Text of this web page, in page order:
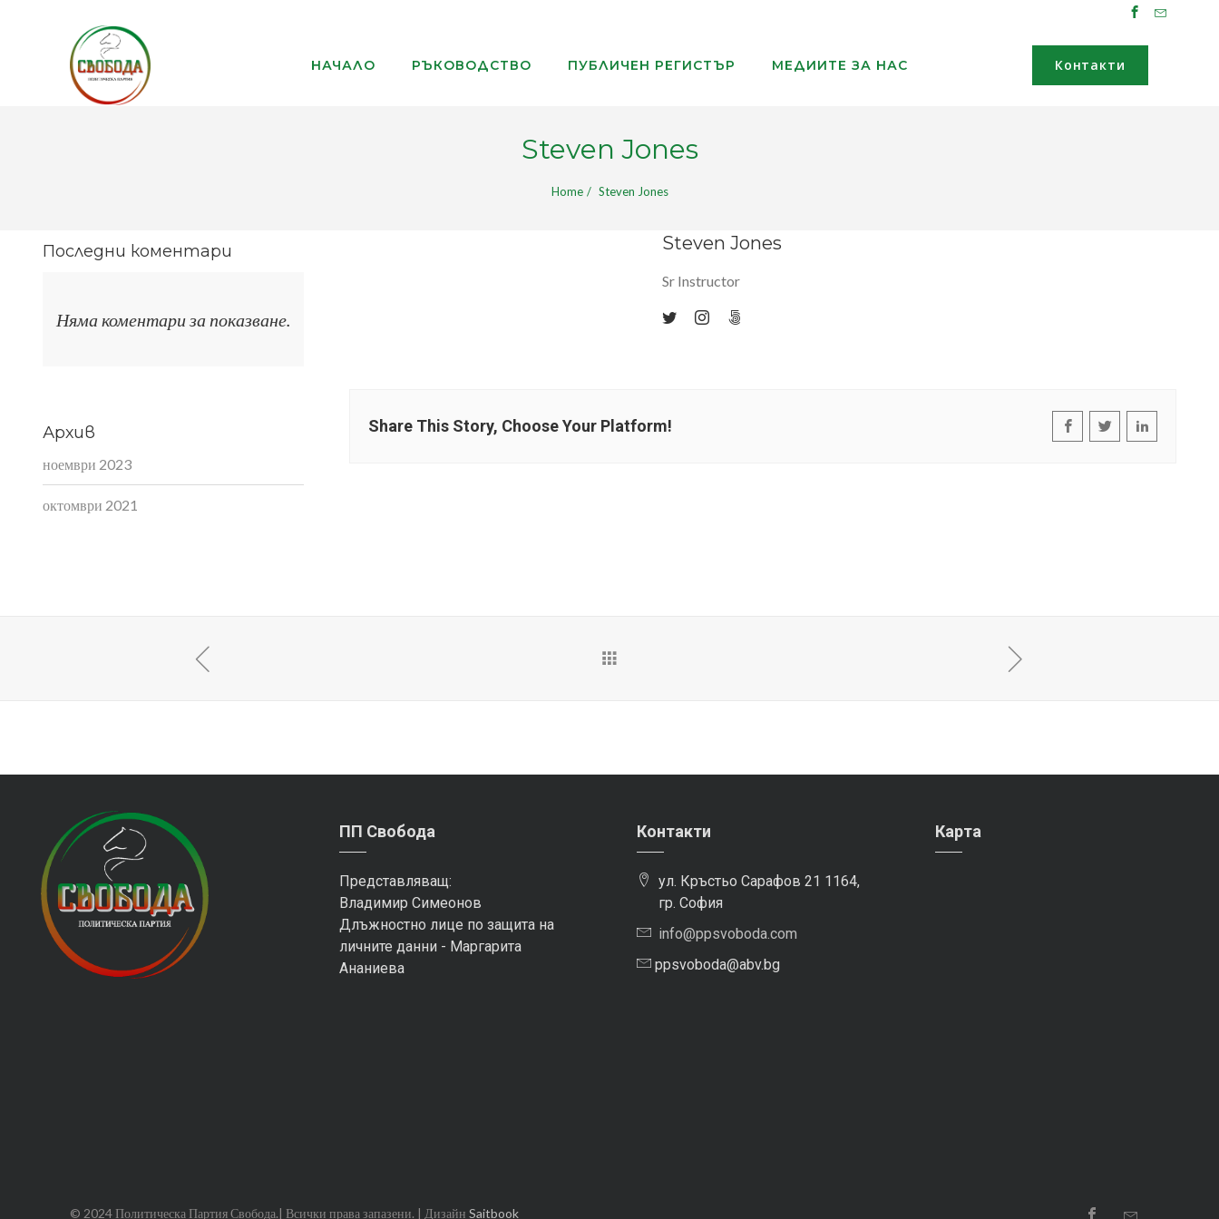
НАЧАЛО РЪКОВОДСТВО ПУБЛИЧЕН РЕГИСТЪР МЕДИИТЕ ЗА НАС Контакти
Steven Jones
Home Steven Jones
Steven Jones
Sr Instructor
Share This Story, Choose Your Platform!
Последни коментари
Няма коментари за показване.
Архив
ноември 2023
октомври 2021
ПП Свобода
Представляващ:
Владимир Симеонов
Длъжностно лице по защита на
личните данни - Маргарита
Ананиева
Контакти
ул. Кръстьо Сарафов 21 1164,
гр. София
info@ppsvoboda.com
ppsvoboda@abv.bg
Карта
© 2024 Политическа Партия Свобода.| Всички права запазени. | Дизайн Saitbook